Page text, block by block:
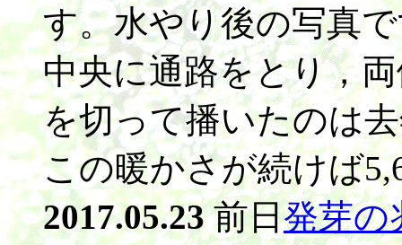
す。水やり後の写真
中央に通路をとり，
を切って播いたのは
この暖かさが続けば
2017.05.23前日発芽の